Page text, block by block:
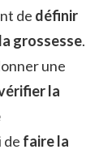
de définir
grossesse.
une
la
de faire la